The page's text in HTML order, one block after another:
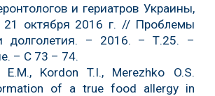
и гериатров Украины,
октября 2016 г. // Проблемы
долголетия. – 2016. – Т.25. –
– С 73 – 74.
Kordon T.I., Merezhko O.S.
of a true food allergy in